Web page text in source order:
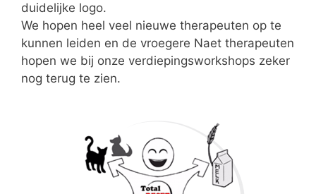
duidelijke logo.
We hopen heel veel nieuwe therapeuten op te
kunnen leiden en de vroegere Naet therapeuten
hopen we bij onze verdiepingsworkshops zeker
nog terug te zien.